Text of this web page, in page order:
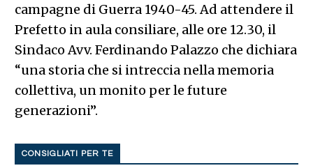
campagne di Guerra 1940-45. Ad attendere il
Prefetto in aula consiliare, alle ore 12.30, il
Sindaco Avv. Ferdinando Palazzo che dichiara
“una storia che si intreccia nella memoria
collettiva, un monito per le future
generazioni”.
CONSIGLIATI PER TE